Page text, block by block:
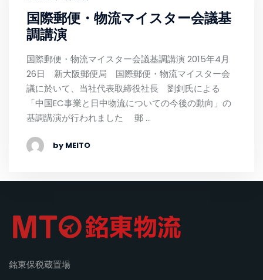
国際郵便・物流マイスター会議基
調講演
国際郵便・物流マイスター会議基調講演 2015年4月
26日 新大阪郵便局 国際郵便・物流マイスター会
議に於いて、当社代表取締役社長 劉釗氏による
「中国EC事業と日中物流についての今後の動向」の
基調講演が行われました 郵 …
by MEITO
銘東保税蔵置場